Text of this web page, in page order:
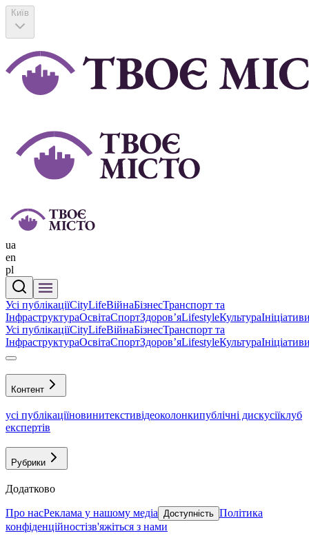
Київ
ua
en
pl
Усі публікаціїCityLifeВійнаБізнесТранспорт та
ІнфраструктураОсвітаСпортЗдоровʼяLifestyleКультура
Усі публікаціїCityLifeВійнаБізнесТранспорт та
ІнфраструктураОсвітаСпортЗдоровʼяLifestyleКультура
Контент
усі публікаціїновинитекстивідеоколонкипублічні дискусіїклуб
експертів
Рубрики
Додатково
Про насРеклама у нашому медіа Доступність Політика
конфіденційностізв'яжіться з нами